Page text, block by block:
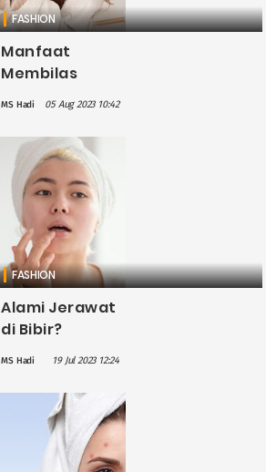
FASHION
Manfaat
Membilas
Rambut
dengan Teh,
Bantu Atasi
Kerontokan
dan Melawan
Ketombe
MS Hadi 05 Aug 2023 10:42
FASHION
Alami Jerawat
di Bibir?
Kenyebab dan
dan Cara
Mencegahnya
MS Hadi 19 Jul 2023 12:24